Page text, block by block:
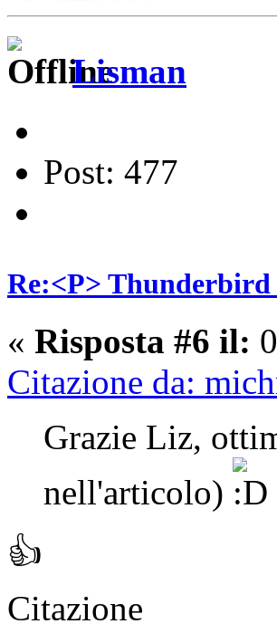
Lisman
Post: 477
Re:<P> Thunderbird
« Risposta #6 il:
Citazione da:
Grazie Liz,
nell'articolo)
👍
Citazione